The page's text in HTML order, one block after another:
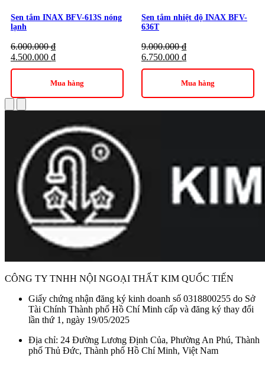
Sen tắm INAX BFV-613S nóng
lạnh
6.000.000₫
4.500.000 ₫
Mua hàng
Sen tắm nhiệt độ INAX BFV-
636T
9.000.000₫
6.750.000 ₫
Mua hàng
CÔNG TY TNHH NỘI NGOẠI THẤT KIM QUỐC TIẾN
Giấy chứng nhận đăng ký kinh doanh số 0318800255 do Sở
Tài Chính Thành phố Hồ Chí Minh cấp và đăng ký thay đổi
lần thứ 1, ngày 19/05/2025
Địa chỉ: 24 Đường Lương Định Của, Phường An Phú, Thành
phố Thủ Đức, Thành phố Hồ Chí Minh, Việt Nam